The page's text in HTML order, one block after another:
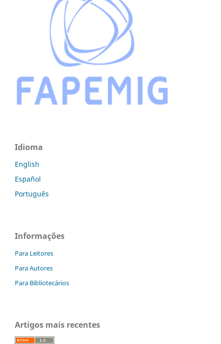
Idioma
English
Español
Português
Informações
Para Leitores
Para Autores
Para Bibliotecários
Artigos mais recentes